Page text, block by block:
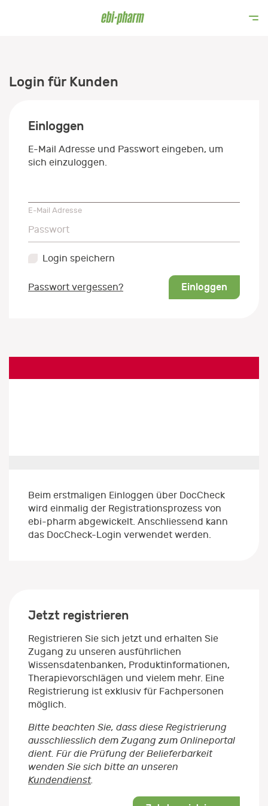
Login für Kunden
Einloggen
E-Mail Adresse und Passwort eingeben, um
sich einzuloggen.
E-Mail Adresse
Passwort
Passwort
Login speichern
Passwort vergessen? Einloggen
Beim erstmaligen Einloggen über DocCheck
wird einmalig der Registrationsprozess von
ebi-pharm abgewickelt. Anschliessend kann
das DocCheck-Login verwendet werden.
Jetzt registrieren
Registrieren Sie sich jetzt und erhalten Sie
Zugang zu unseren ausführlichen
Wissensdatenbanken, Produktinformationen,
Therapievorschlägen und vielem mehr. Eine
Registrierung ist exklusiv für Fachpersonen
möglich.
Bitte beachten Sie, dass diese Registrierung
ausschliesslich dem Zugang zum Onlineportal
dient. Für die Prüfung der Belieferbarkeit
wenden Sie sich bitte an unseren
Kundendienst.